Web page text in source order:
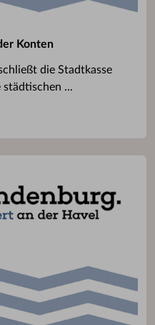
Konten
die Stadtkasse
städtischen ...